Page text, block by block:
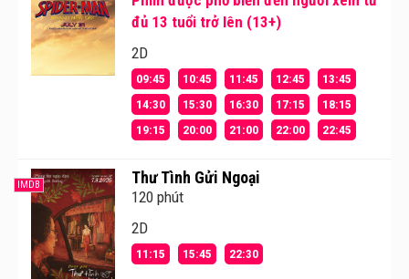
đủ 13 tuổi trở lên (13+)
2D
09:45 10:45 11:45 12:45
13:45
14:30
15:30 16:30 17:15
18:15
19:15
20:00 21:00 22:00 22:45
IMDB Thư Tình Gửi Ngoại
120 phút
2D
11:15 15:45 22:30